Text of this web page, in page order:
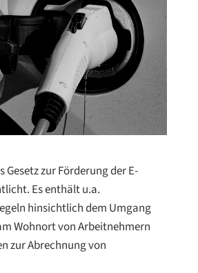
Gesetz zur Förderung der E-
Es enthält u.a.
hinsichtlich dem Umgang
Wohnort von Arbeitnehmern
zur Abrechnung von